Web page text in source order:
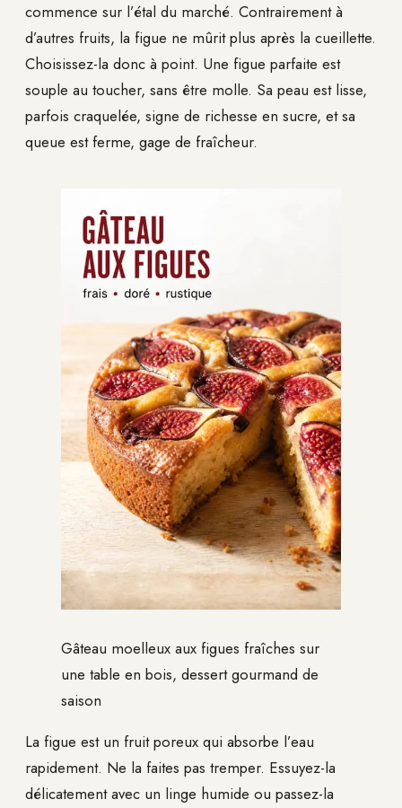
commence sur l’étal du marché. Contrairement à
d’autres fruits, la figue ne mûrit plus après la cueillette.
Choisissez-la donc à point. Une figue parfaite est
souple au toucher, sans être molle. Sa peau est lisse,
parfois craquelée, signe de richesse en sucre, et sa
queue est ferme, gage de fraîcheur.
Gâteau moelleux aux figues fraîches sur
une table en bois, dessert gourmand de
saison
La figue est un fruit poreux qui absorbe l’eau
rapidement. Ne la faites pas tremper. Essuyez-la
délicatement avec un linge humide ou passez-la